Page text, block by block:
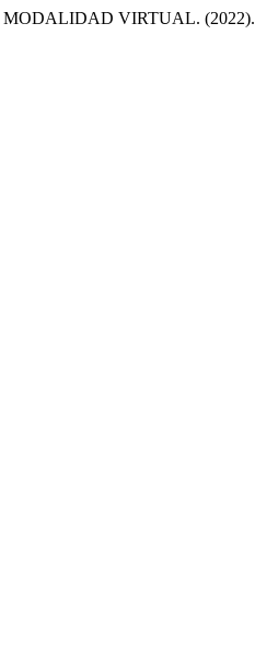
VIRTUAL. (2022).